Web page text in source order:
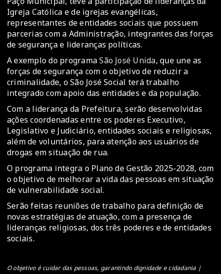
Igreja Católica e de igrejas evangélicas,
representantes de entidades sociais que possuem
parcerias com a Administração, integrantes das forças
de segurança e lideranças políticas.
A exemplo do programaSão José Unida, que une as
forças de segurança com o objetivo de reduzir a
criminalidade, o São José Social terá trabalho
integrado com apoio das entidades e da população.
Com a liderança da Prefeitura, serão desenvolvidas
ações coordenadas entre os poderes Executivo,
Legislativo e Judiciário, entidades sociais e religiosas,
além de voluntários, para atenção aos usuários de
drogas em situação de rua.
O programa integra o Plano de Gestão 2025-2028, com
o objetivo de melhorar a vida das pessoas em situação
de vulnerabilidade social.
Serão feitas reuniões de trabalho para definição de
novas estratégias de atuação, com a presença de
lideranças religiosas, dos três poderes e de entidades
sociais.
O objetivo é cuidar das pessoas, garantindo dignidade e cidadania |